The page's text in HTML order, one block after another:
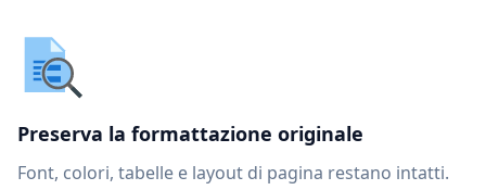
Preserva la formattazione originale
Font, colori, tabelle e layout di pagina restano intatti.